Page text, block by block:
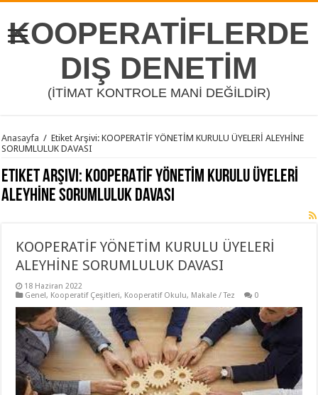
KOOPERATİFLERDE
DIŞ DENETİM
(İTİMAT KONTROLE MANİ DEĞİLDİR)
Anasayfa / Etiket Arşivi: KOOPERATİF YÖNETİM KURULU ÜYELERİ ALEYHİNE
SORUMLULUK DAVASI
Etiket Arşivi: KOOPERATİF YÖNETİM KURULU ÜYELERİ
ALEYHİNE SORUMLULUK DAVASI
KOOPERATİF YÖNETİM KURULU ÜYELERİ
ALEYHİNE SORUMLULUK DAVASI
18 Haziran 2022
Genel, Kooperatif Çeşitleri, Kooperatif Okulu, Makale / Tez 0